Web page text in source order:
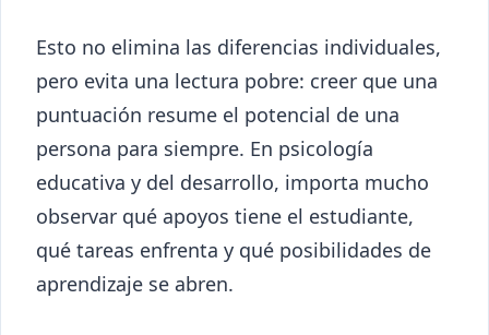
Esto no elimina las diferencias individuales,
pero evita una lectura pobre: creer que una
puntuación resume el potencial de una
persona para siempre. En psicología
educativa y del desarrollo, importa mucho
observar qué apoyos tiene el estudiante,
qué tareas enfrenta y qué posibilidades de
aprendizaje se abren.